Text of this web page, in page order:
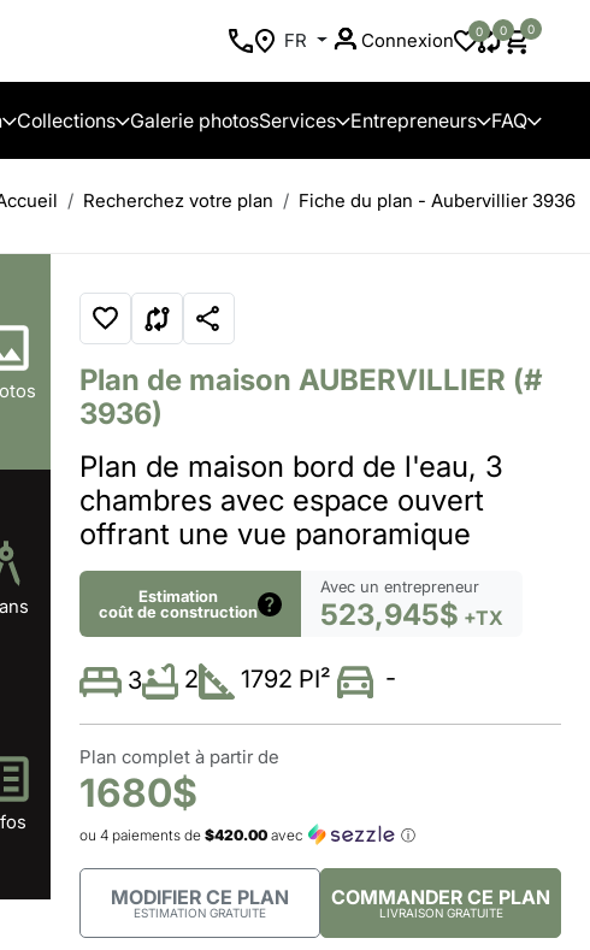
FR Connexion 0 0 0
Collections Galerie photosServices Entrepreneurs FAQ
Recherchez votre plan Fiche du plan - Aubervillier 3936
Plan de maison AUBERVILLIER (#
3936)
Plan de maison bord de l'eau, 3
chambres avec espace ouvert
offrant une vue panoramique
Estimation
coût de construction
Avec un entrepreneur
523,945$ +TX
3 2 1792 PI² -
Plan complet à partir de
1680$
ou 4 paiements de $420.00 avec ⓘ
MODIFIER CE PLAN
ESTIMATION GRATUITE
COMMANDER CE PLAN
LIVRAISON GRATUITE